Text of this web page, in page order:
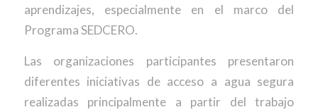
aprendizajes, especialmente en el marco del
Programa SEDCERO.
Las organizaciones participantes presentaron
diferentes iniciativas de acceso a agua segura
realizadas principalmente a partir del trabajo